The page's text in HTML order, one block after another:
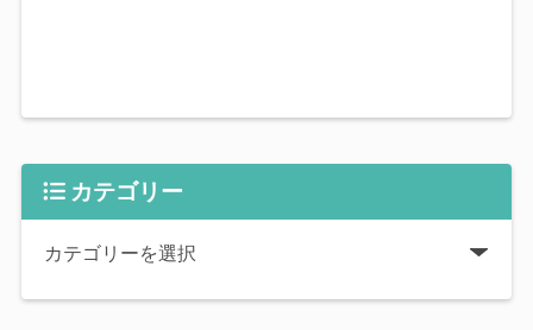
カテゴリー